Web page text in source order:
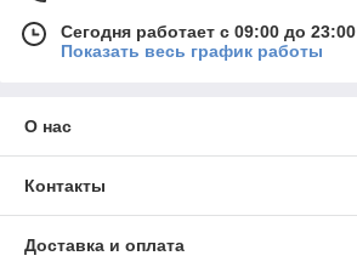
Сегодня работает с 09:00 до 23:00
Показать весь график работы
О нас
Контакты
Доставка и оплата